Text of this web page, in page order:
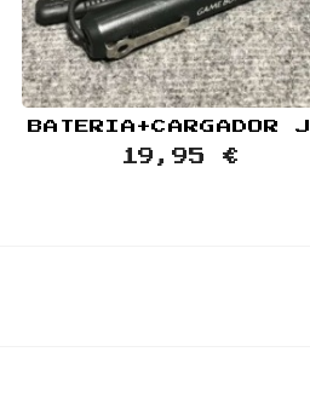
19,95 €